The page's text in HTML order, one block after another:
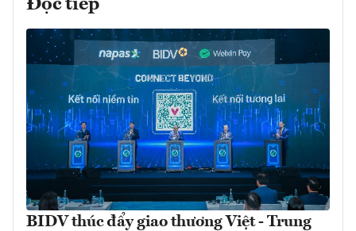
Đọc tiếp
BIDV thúc đẩy giao thương Việt - Trung